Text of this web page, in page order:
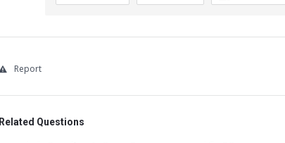
Report
Related Questions